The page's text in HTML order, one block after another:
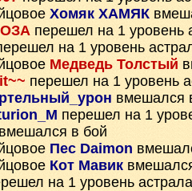
Хомяк ХАМЯК
перешел на 1 уровень
на 1 уровень
Медведь Толстый
перешел на 1 уровень
вмешался
перешел на 1
вмешался в бой
Пес Daimon
Кот Мавик
на 1 уровень астрала